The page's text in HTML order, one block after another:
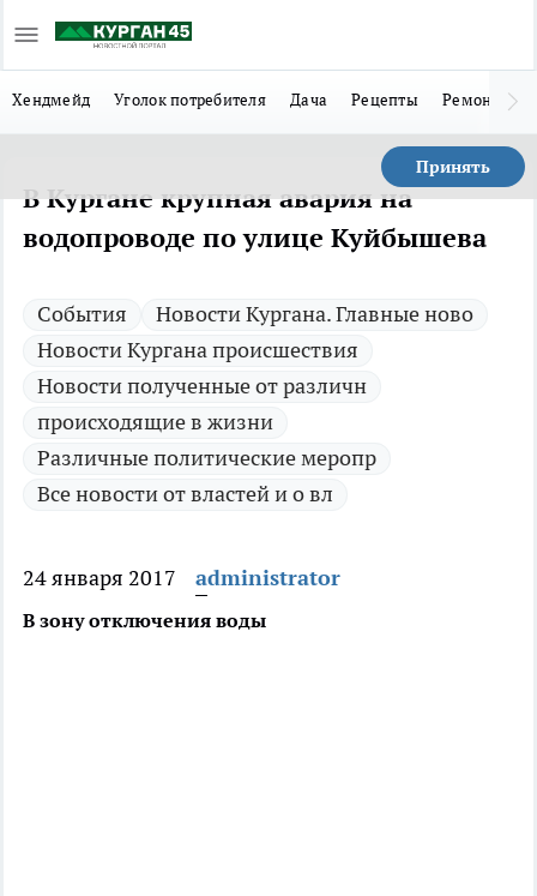
Хендмейд Уголок потребителя Дача Рецепты Ремонт
Принять
В Кургане крупная авария на
водопроводе по улице Куйбышева
Cобытия
Новости Кургана. Главные ново
Новости Кургана происшествия
Новости полученные от различн
происходящие в жизни
Различные политические меропр
Все новости от властей и о вл
24 января 2017 administrator
В зону отключения воды